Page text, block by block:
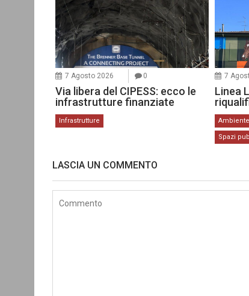
7 Agosto 2026 0
Via libera del CIPESS: ecco le
infrastrutture finanziate
Infrastrutture
7
Linea
Spazi
LASCIA UN COMMENTO